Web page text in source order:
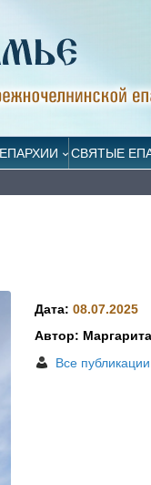
СВЯТЫЕ
Дата:08.07.2025
Автор:
Все